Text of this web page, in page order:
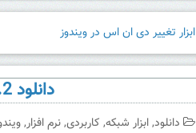
دانلود DNS Jumper 2.2 ابزار تغییر دی ان اس در ویندوز
دانلود,ابزار شبکه, کاربردی,نرم افزار,